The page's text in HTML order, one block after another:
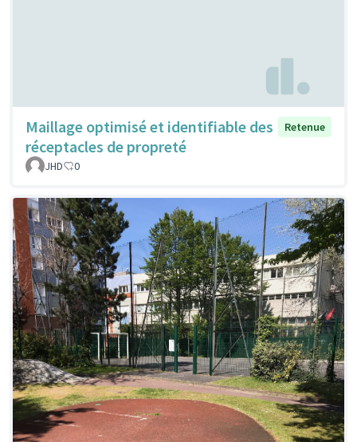
Maillage optimisé et identifiable des
réceptacles de propreté
Retenue
JHD 0